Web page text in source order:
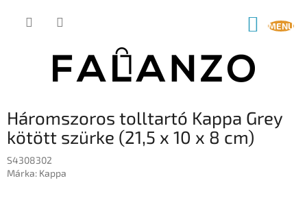
KOSÁR
Háromszoros tolltartó Kappa Grey
kötött szürke (21,5 x 10 x 8 cm)
S4308302
Márka: Kappa